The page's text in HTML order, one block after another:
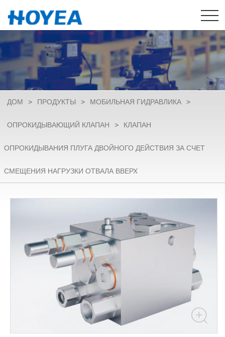
ДОМ > ПРОДУКТЫ > МОБИЛЬНАЯ ГИДРАВЛИКА >
ОПРОКИДЫВАЮЩИЙ КЛАПАН > КЛАПАН
ОПРОКИДЫВАНИЯ ПЛУГА ДВОЙНОГО ДЕЙСТВИЯ ЗА СЧЕТ
СМЕЩЕНИЯ НАГРУЗКИ ОТВАЛА ВВЕРХ